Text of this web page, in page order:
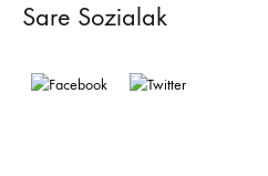
Sare Sozialak